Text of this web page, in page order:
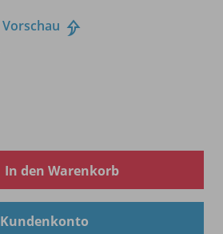
Vorschau
In den Warenkorb
Kundenkonto